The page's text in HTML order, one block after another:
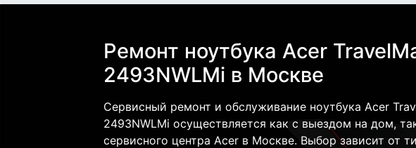
Ремонт ноутбука Acer
2493NWLMi в Москве
Сервисный ремонт и обслуживание ноутбука Acer
2493NWLMi осуществляется как с выездом на дом,
сервисного центра Acer в Москве. Выбор зависит от